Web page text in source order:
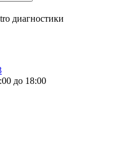
диагностики
до 18:00